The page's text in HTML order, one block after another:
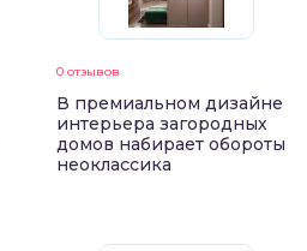
0 отзывов
В премиальном дизайне
интерьера загородных
домов набирает обороты
неоклассика